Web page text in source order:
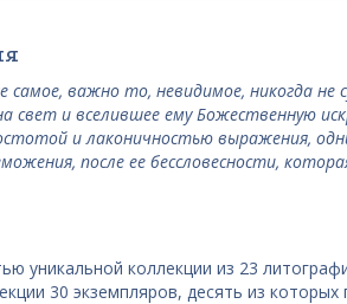
важно то, невидимое, никогда не
свет и вселившее ему Божественную
и лаконичностью выражения,
после ее бессловесности,
уникальной коллекции из 23
30 экземпляров, десять из которых